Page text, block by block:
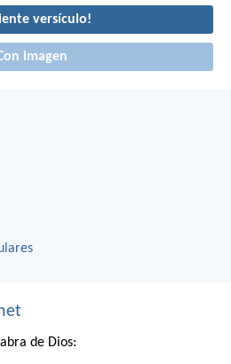
versículo!
imagen
de Dios: